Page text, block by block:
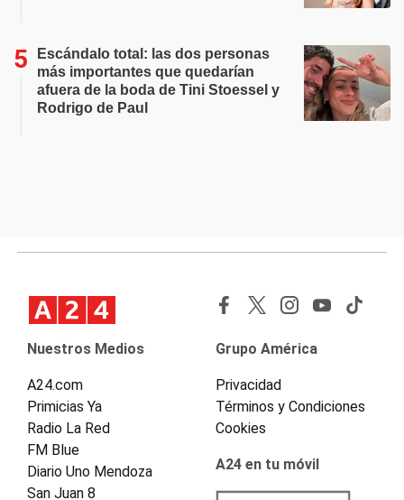
Escándalo total: las dos personas
más importantes que quedarían
afuera de la boda de Tini Stoessel y
Rodrigo de Paul
Nuestros Medios
A24.com
Primicias Ya
Radio La Red
FM Blue
Diario Uno Mendoza
San Juan 8
Grupo América
Privacidad
Términos y Condiciones
Cookies
A24 en tu móvil